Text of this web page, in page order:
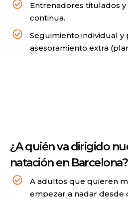
Entrenadores titulados
continua.
Seguimiento individual y
asesoramiento extra
¿A quién va dirigido
natación en Barcelona?
A adultos que quieren
empezar a nadar desde